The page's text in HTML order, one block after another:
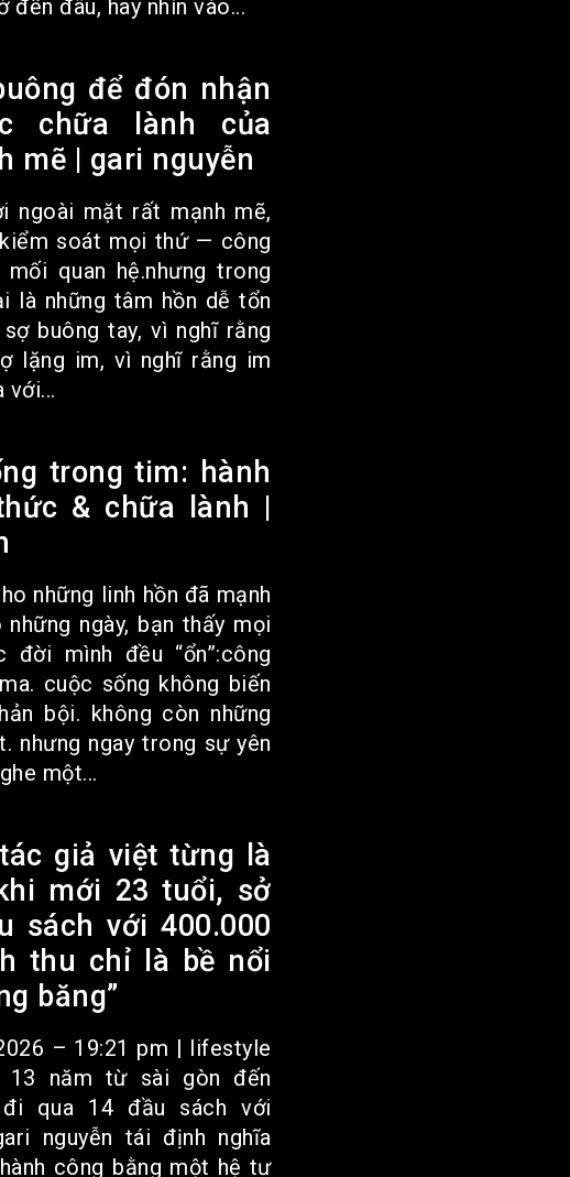
đến đâu, hãy nhìn vào...
để đón nhận
chữa lành của
mẽ | gari nguyễn
ngoài mặt rất mạnh mẽ,
soát mọi thứ — công
quan hệ.nhưng trong
là những tâm hồn dễ tổn
buông tay, vì nghĩ rằng
lặng im, vì nghĩ rằng im
với...
trong tim: hành
& chữa lành |
những linh hồn đã mạnh
ngày, bạn thấy mọi
mình đều “ổn”:công
cuộc sống không biến
bội. không còn những
nhưng ngay trong sự yên
một...
giả việt từng là
mới 23 tuổi, sở
sách với 400.000
thu chỉ là bề nổi
băng”
– 19:21 pm | lifestyle
13 năm từ sài gòn đến
qua 14 đầu sách với
nguyễn tái định nghĩa
công bằng một hệ tư